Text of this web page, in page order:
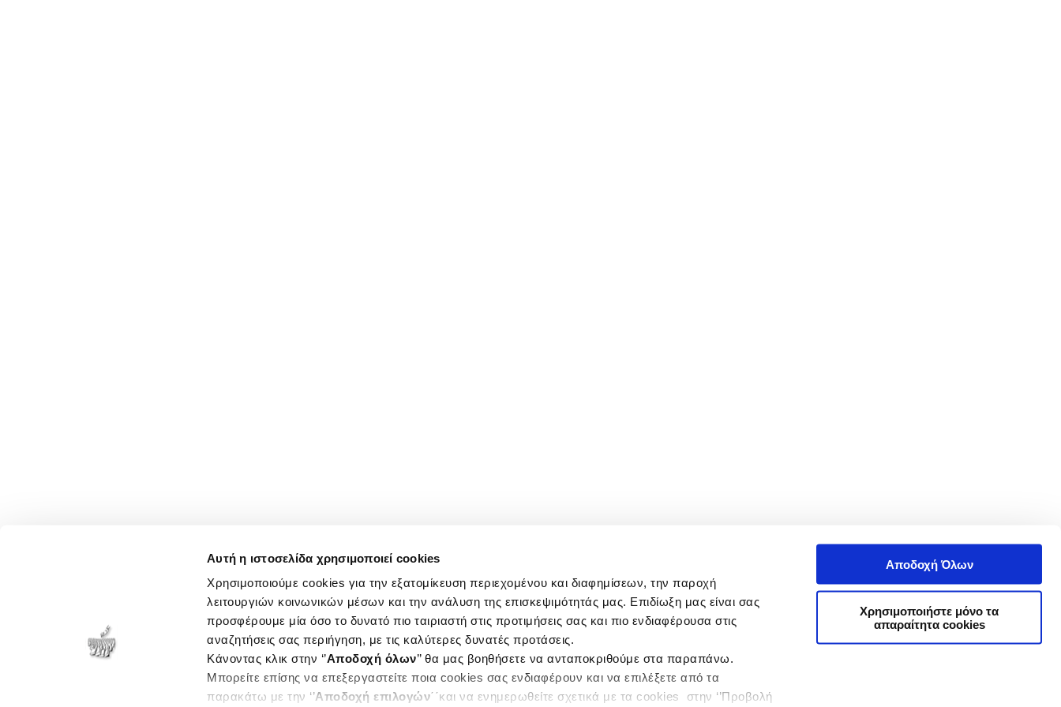
Αυτή η ιστοσελίδα χρησιμοποιεί cookies
Χρησιμοποιούμε cookies για την εξατομίκευση περιεχομένου και διαφημίσεων, την παροχή
λειτουργιών κοινωνικών μέσων και την ανάλυση της επισκεψιμότητάς μας. Επιδίωξη μας είναι σας
προσφέρουμε μία όσο το δυνατό πιο ταιριαστή στις προτιμήσεις σας και πιο ενδιαφέρουσα στις
αναζητήσεις σας περιήγηση, με τις καλύτερες δυνατές προτάσεις.
Κάνοντας κλικ στην ‘’Αποδοχή όλων’’ θα μας βοηθήσετε να ανταποκριθούμε στα παραπάνω.
Μπορείτε επίσης να επεξεργαστείτε ποια cookies σας ενδιαφέρουν και να επιλέξετε από τα
παρακάτω με την ‘’Αποδοχή επιλογών΄΄και να ενημερωθείτε σχετικά με τα cookies στην ‘’Προβολή
Αποδοχή Όλων
Χρησιμοποιήστε μόνο τα
απαραίτητα cookies